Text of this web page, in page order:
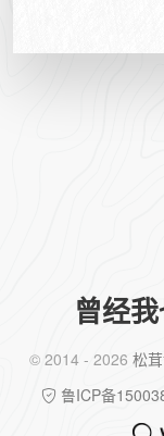
曾经
©️ 2014 - 2026 松
鲁ICP备